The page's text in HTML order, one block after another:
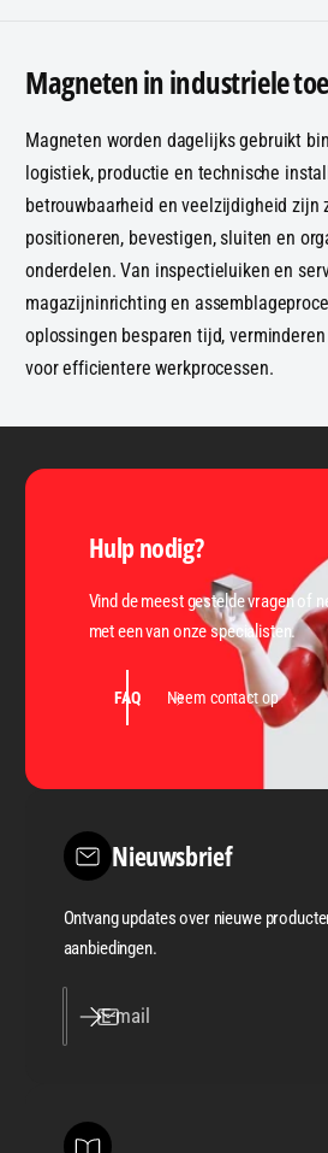
Magneten in industriele
Magneten worden dagelijks gebruikt
logistiek, productie en technische
betrouwbaarheid en veelzijdigheid zijn
positioneren, bevestigen, sluiten en
onderdelen. Van inspectieluiken en
magazijninrichting en
oplossingen besparen tijd,
voor efficientere werkprocessen.
Hulp nodig?
Vind de meest gestelde vragen of
met een van onze specialisten.
FAQ Neem contact op
Nieuwsbrief
Ontvang updates over nieuwe
aanbiedingen.
E‑mail